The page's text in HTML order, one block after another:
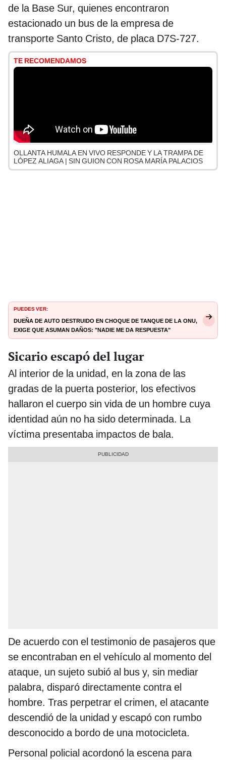
de la Base Sur, quienes encontraron
estacionado un bus de la empresa de
transporte Santo Cristo, de placa D7S-727.
TE RECOMENDAMOS
OLLANTA HUMALA EN VIVO RESPONDE Y LA TRAMPA DE
LÓPEZ ALIAGA | SIN GUION CON ROSA MARÍA PALACIOS
PUEDES VER:
Dueña de auto destruido en choque de tanque de la ONU,
exige que asuman daños: "Nadie me da respuesta"
Sicario escapó del lugar
Al interior de la unidad, en la zona de las
gradas de la puerta posterior, los efectivos
hallaron el cuerpo sin vida de un hombre cuya
identidad aún no ha sido determinada. La
víctima presentaba impactos de bala.
De acuerdo con el testimonio de pasajeros que
se encontraban en el vehículo al momento del
ataque, un sujeto subió al bus y, sin mediar
palabra, disparó directamente contra el
hombre. Tras perpetrar el crimen, el atacante
descendió de la unidad y escapó con rumbo
desconocido a bordo de una motocicleta.
Personal policial acordonó la escena para